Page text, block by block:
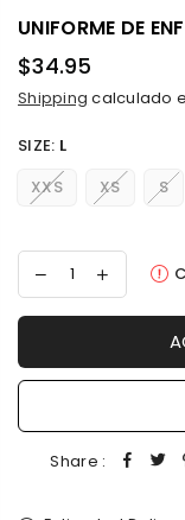
UNIFORME DE
Precio
habitual
$34.95
Shipping calculado
SIZE: L
XXS
XS S
Share :